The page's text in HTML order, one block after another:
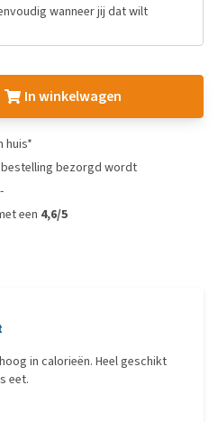
wanneer jij dat wilt
In winkelwagen
huis*
bezorgd wordt
een 4,6/5
in calorieën. Heel geschikt
eet.